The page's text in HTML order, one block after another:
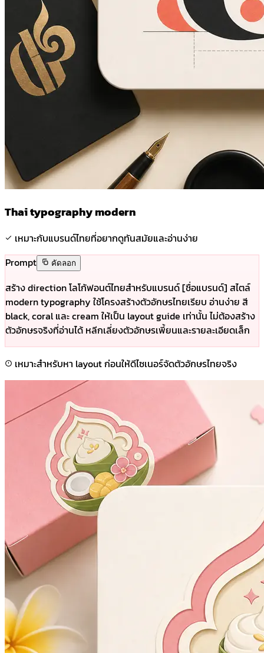
Thai typography modern
เหมาะกับแบรนด์ไทยที่อยากดูทันสมัยและอ่านง่าย
Prompt
คัดลอก
สร้าง direction โลโก้ฟอนต์ไทยสำหรับแบรนด์ [ชื่อแบรนด์] สไตล์
modern typography ใช้โครงสร้างตัวอักษรไทยเรียบ อ่านง่าย สี
black, coral และ cream ให้เป็น layout guide เท่านั้น ไม่ต้องสร้าง
ตัวอักษรจริงที่อ่านได้ หลีกเลี่ยงตัวอักษรเพี้ยนและรายละเอียดเล็ก
เหมาะสำหรับหา layout ก่อนให้ดีไซเนอร์จัดตัวอักษรไทยจริง